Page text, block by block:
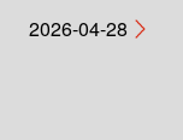
2026-04-28